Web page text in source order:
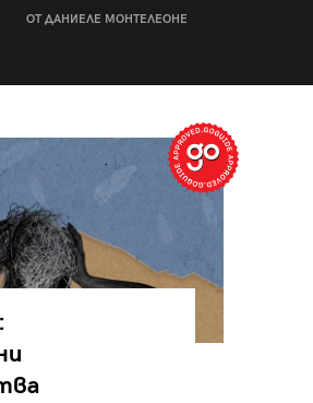
ОТ ДАНИЕЛЕ МОНТЕЛЕОНЕ